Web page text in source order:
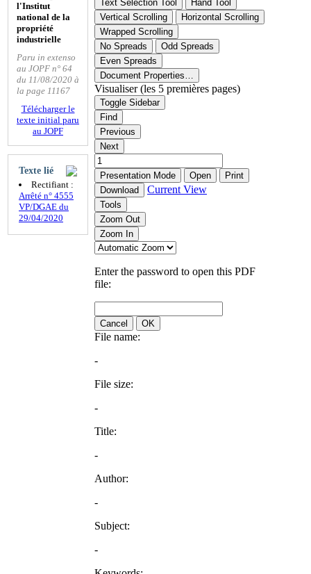
l'Institut
national de la
propriété
industrielle
Paru in extenso
au JOPF n° 64
du 11/08/2020 à
la page 11167
Télécharger le
texte initial paru
au JOPF
Texte lié
Rectifiant :
Arrêté n° 4555
VP/DGAE du
29/04/2020
Text Selection Tool
Hand Tool
Vertical Scrolling
Horizontal Scrolling
Wrapped Scrolling
No Spreads
Odd Spreads
Even Spreads
Document Properties…
Visualiser (les 5 premières pages)
Toggle Sidebar
Find
Previous
Next
Presentation Mode Open
Print
Download
Current View
Tools
Zoom Out
Zoom In
Enter the password to open this PDF
file:
Cancel OK
File name:
-
File size:
-
Title:
-
Author:
-
Subject:
-